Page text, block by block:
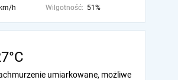
h Wilgotność: 51%
umiarkowane, możliwe